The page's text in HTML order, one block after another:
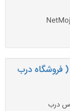
فروشگاه درب
درب